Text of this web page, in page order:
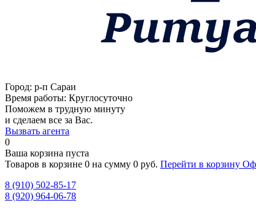
Город: р-п Сараи
Время работы: Круглосуточно
Поможем в трудную минуту
и сделаем все за Вас.
Вызвать агента
0
Ваша корзина пуста
Товаров в корзине 0 на сумму 0 руб. Перейти в корзину
8 (910) 502-85-17
8 (920) 964-06-78